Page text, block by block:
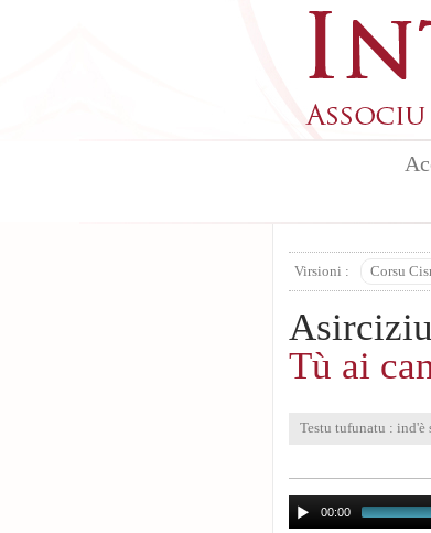
Virsioni : Corsu
Asirciziu
Tù ai
Testu tufunatu : ind'è
00:00